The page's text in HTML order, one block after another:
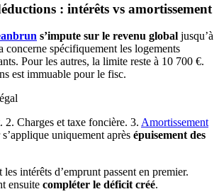
: intérêts vs amortissement
s’impute sur le revenu global jusqu’à
concerne spécifiquement les logements
Pour les autres, la limite reste à 10 700 €.
est immuable pour le fisc.
2. Charges et taxe foncière. 3. Amortissement
uniquement après épuisement des
les intérêts d’emprunt passent en premier.
ensuite compléter le déficit créé.